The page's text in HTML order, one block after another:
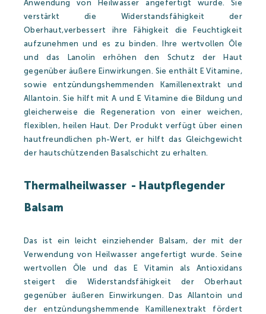
Anwendung von Heilwasser angefertigt wurde. Sie
verstärkt die Widerstandsfähigkeit der
Oberhaut,verbessert ihre Fähigkeit die Feuchtigkeit
aufzunehmen und es zu binden. Ihre wertvollen Öle
und das Lanolin erhöhen den Schutz der Haut
gegenüber äußere Einwirkungen. Sie enthält E Vitamine,
sowie entzündungshemmenden Kamillenextrakt und
Allantoin. Sie hilft mit A und E Vitamine die Bildung und
gleicherweise die Regeneration von einer weichen,
flexiblen, heilen Haut. Der Produkt verfügt über einen
hautfreundlichen ph-Wert, er hilft das Gleichgewicht
der hautschützenden Basalschicht zu erhalten.
Thermalheilwasser - Hautpflegender
Balsam
Das ist ein leicht einziehender Balsam, der mit der
Verwendung von Heilwasser angefertigt wurde. Seine
wertvollen Öle und das E Vitamin als Antioxidans
steigert die Widerstandsfähigkeit der Oberhaut
gegenüber äußeren Einwirkungen. Das Allantoin und
der entzündungshemmende Kamillenextrakt fördert